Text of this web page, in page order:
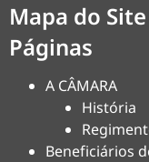
Mapa do Site
Páginas
A CÂMARA
História
Beneficiários